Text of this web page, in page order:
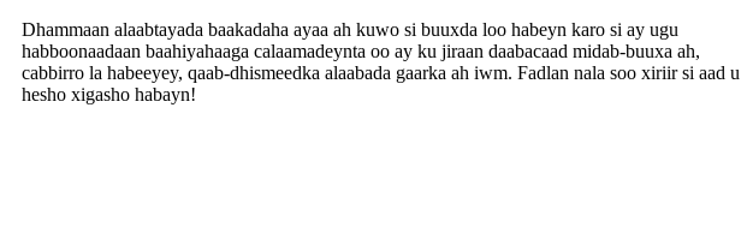
Dhammaan alaabtayada baakadaha ayaa ah kuwo si buuxda loo habeyn karo si ay ugu
habboonaadaan baahiyahaaga calaamadeynta oo ay ku jiraan daabacaad midab-buuxa ah,
cabbirro la habeeyey, qaab-dhismeedka alaabada gaarka ah iwm. Fadlan nala soo xiriir si aad u
hesho xigasho habayn!